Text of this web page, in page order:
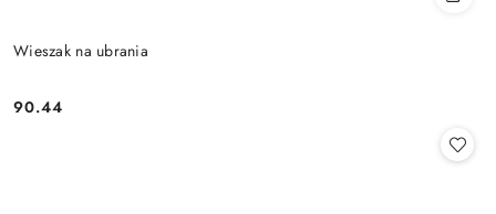
Wieszak na ubrania
Cena:
90.44